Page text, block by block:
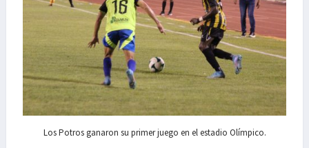
Los Potros ganaron su primer juego en el estadio Olímpico.